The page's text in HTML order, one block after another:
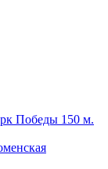
Победы 150 м.